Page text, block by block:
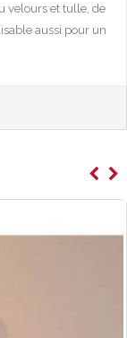
velours et tulle, de
aussi pour un